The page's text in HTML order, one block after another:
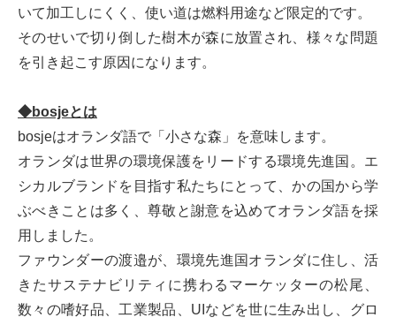
いて加工しにくく、使い道は燃料用途など限定的です。
そのせいで切り倒した樹木が森に放置され、様々な問題
を引き起こす原因になります。
◆bosjeとは
bosjeはオランダ語で「小さな森」を意味します。
オランダは世界の環境保護をリードする環境先進国。エ
シカルブランドを目指す私たちにとって、かの国から学
ぶべきことは多く、尊敬と謝意を込めてオランダ語を採
用しました。
ファウンダーの渡邉が、環境先進国オランダに住し、活
きたサステナビリティに携わるマーケッターの松尾、
数々の嗜好品、工業製品、UIなどを世に生み出し、グロ